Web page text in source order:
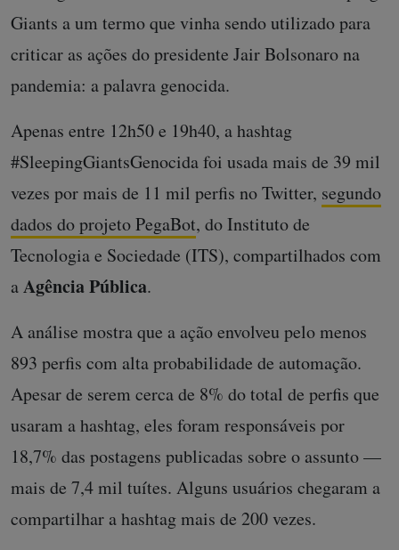
Giants a um termo que vinha sendo utilizado para
criticar as ações do presidente Jair Bolsonaro na
pandemia: a palavra genocida.
Apenas entre 12h50 e 19h40, a hashtag
#SleepingGiantsGenocida foi usada mais de 39 mil
vezes por mais de 11 mil perfis no Twitter, segundo
dados do projeto PegaBot, do Instituto de
Tecnologia e Sociedade (ITS), compartilhados com
aAgência Pública.
A análise mostra que a ação envolveu pelo menos
893 perfis com alta probabilidade de automação.
Apesar de serem cerca de 8% do total de perfis que
usaram a hashtag, eles foram responsáveis por
18,7% das postagens publicadas sobre o assunto —
mais de 7,4 mil tuítes. Alguns usuários chegaram a
compartilhar a hashtag mais de 200 vezes.